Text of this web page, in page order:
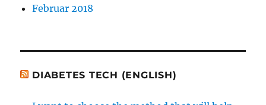
Februar 2018
DIABETES TECH (ENGLISH)